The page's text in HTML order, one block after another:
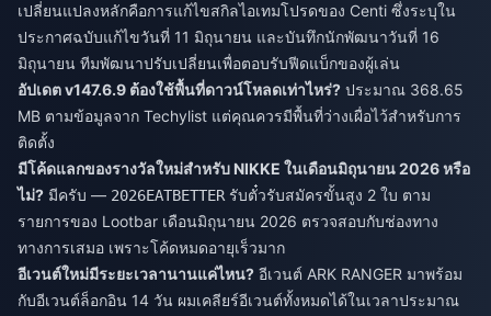
เปลี่ยนแปลงหลักคือการแก้ไขสกิลไอเทมโปรดของ Centi ซึ่งระบุใน
ประกาศฉบับแก้ไขวันที่ 11 มิถุนายน และบันทึกนักพัฒนาวันที่ 16
มิถุนายน ทีมพัฒนาปรับเปลี่ยนเพื่อตอบรับฟีดแบ็กของผู้เล่น
อัปเดต v147.6.9 ต้องใช้พื้นที่ดาวน์โหลดเท่าไหร่? ประมาณ 368.65
MB ตามข้อมูลจาก Techylist แต่คุณควรมีพื้นที่ว่างเผื่อไว้สำหรับการ
ติดตั้ง
มีโค้ดแลกของรางวัลใหม่สำหรับ NIKKE ในเดือนมิถุนายน 2026 หรือ
ไม่? มีครับ — 2026EATBETTER รับตั๋วรับสมัครขั้นสูง 2 ใบ ตาม
รายการของ Lootbar เดือนมิถุนายน 2026 ตรวจสอบกับช่องทาง
ทางการเสมอ เพราะโค้ดหมดอายุเร็วมาก
อีเวนต์ใหม่มีระยะเวลานานแค่ไหน? อีเวนต์ ARK RANGER มาพร้อม
กับอีเวนต์ล็อกอิน 14 วัน ผมเคลียร์อีเวนต์ทั้งหมดได้ในเวลาประมาณ